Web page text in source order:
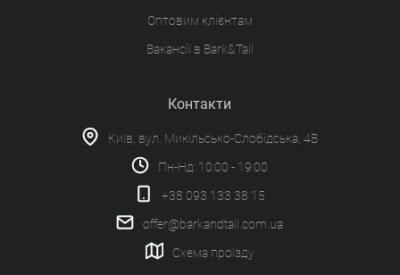
Оптовим клієнтам
Вакансії в Bark&Tail
Контакти
Київ, вул. Микільсько-Слобідська, 4В
Пн-Нд: 10:00 - 19:00
+38 093 133 38 15
offer@barkandtail.com.ua
Схема проїзду